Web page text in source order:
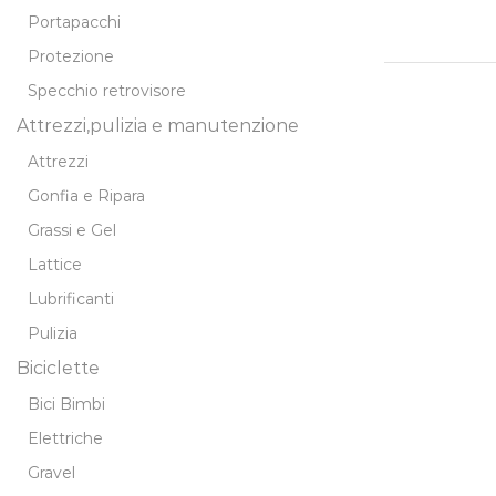
Portapacchi
Protezione
Specchio retrovisore
Attrezzi,pulizia e manutenzione
Attrezzi
Gonfia e Ripara
Grassi e Gel
Lattice
Lubrificanti
Pulizia
Biciclette
Bici Bimbi
Elettriche
Gravel